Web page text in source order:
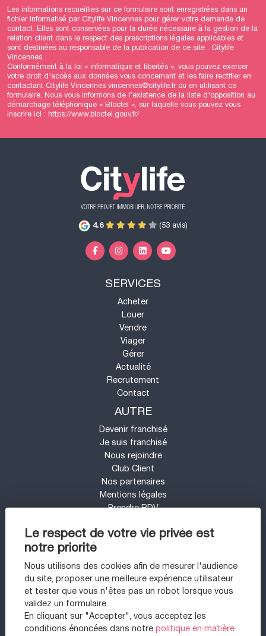
Le respect de votre vie privée est
notre priorité
Nous utilisons des cookies afin de mesurer l'audience
du site, proposer une meilleure expérience utilisateur
et tester que vous n'êtes pas un robot lorsque vous
validez un formulaire.
En cliquant sur "Accepter", vous acceptez les
conditions énoncées dans notrepolitique en matière
Les informations recueillies sur ce formulaire sont enregistrées dans un
fichier informatisé par Citylife Vincennes pour gérer votre demande de
contact. Elles sont conservées pour la durée nécessaire à la gestion de la
relation client dans le respect des prescriptions légales applicables et
sont destinées au responsable de la publication de ce site : Citylife
Vincennes.
Conformément à la loi « informatique et libertés », vous pouvez exercer
votre droit d'accès aux données vous concernant et les faire rectifier en
contactant Citylife Vincennes vincennes@citylife.fr ou en utilisant ce
formulaire. Nous vous informons de l’existence de la liste d'opposition au
démarchage téléphonique « Bloctel », sur laquelle vous pouvez vous
inscrire ici : https://www.bloctel.gouv.fr/
4.6 (53 avis)
SERVICES
Acheter
Louer
Vendre
Viager
Gérer
Actualité
Recrutement
Contact
AUTRE
Devenir franchisé
Je suis franchisé
Nous rejoindre
Club Client
Nos partenaires
Mentions légales
Prendre RDV
Contact
Barème d'honoraires
UN PROJET IMMOBILIER SUR LE SECTEUR
DE VINCENNES ?
Appartement à vendre à Vincennes
Appartement à vendre à Montreuil